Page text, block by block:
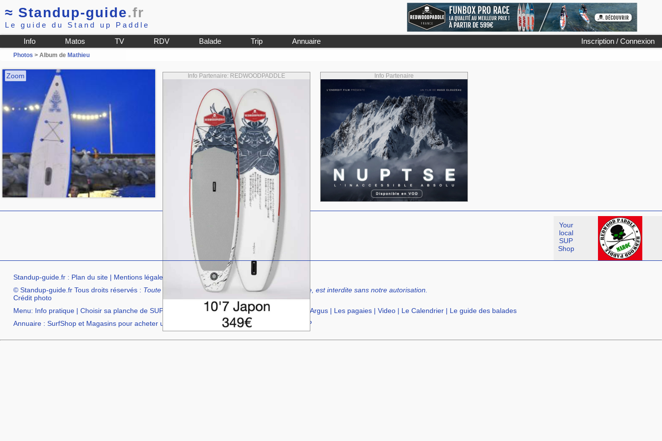
≈ Standup-guide.fr
Le guide du Stand up Paddle
Inscription / Connexion
Info Matos TV RDV Balade Trip Annuaire
Photos > Album de Mathieu
Zoom Info Partenaire: REDWOODPADDLE Info Partenaire
Your
local
SUP
Shop
Standup-guide.fr: Plan du site| Mentions légales facebook| Contact
© Standup-guide.fr Tous droits réservés : Toute rediffusion, sous quelque forme, même partielle, est interdite sans notre autorisation.
Crédit photo
Menu: Info pratique| Choisir sa planche de SUP | Comparatif|Petites Annonces Argus| Les pagaies| Video| Le Calendrier| Le guide des balades
Annuaire : SurfShop et Magasins pour acheter un SUP Points Location de SUP Ecole de SUP